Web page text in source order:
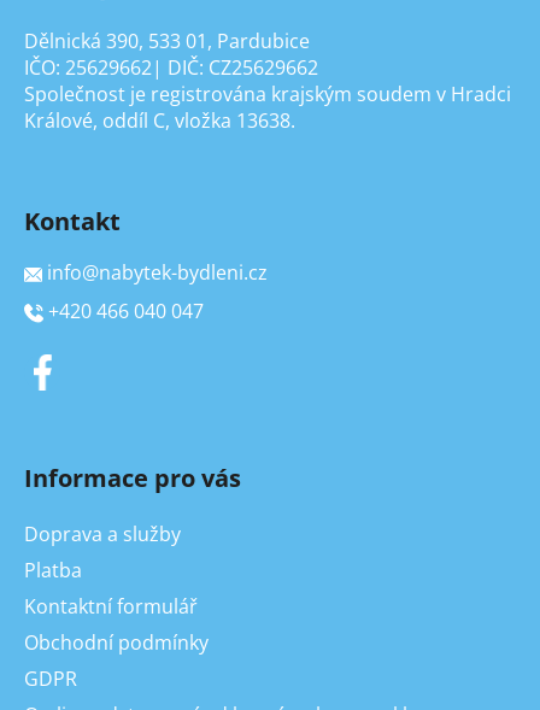
Dělnická 390, 533 01, Pardubice
IČO: 25629662| DIČ: CZ25629662
Společnost je registrována krajským soudem v Hradci
Králové, oddíl C, vložka 13638.
Kontakt
info@nabytek-bydleni.cz
+420 466 040 047
Informace pro vás
Doprava a služby
Platba
Kontaktní formulář
Obchodní podmínky
GDPR